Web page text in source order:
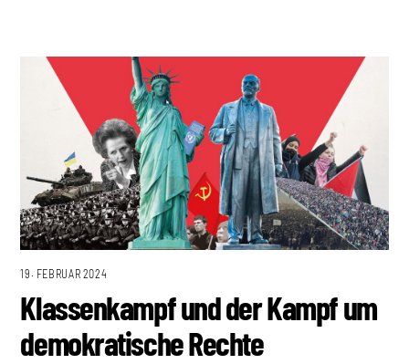
19. FEBRUAR 2024
Klassenkampf und der Kampf um
demokratische Rechte